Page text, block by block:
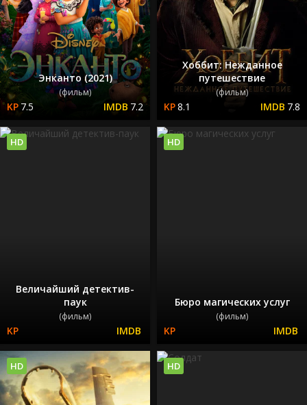
Энканто (2021)
(фильм)
7.5 7.2
Хоббит: Нежданное
путешествие
(фильм)
8.1 7.8
Величайший детектив-
паук
(фильм)
HD
Бюро магических услуг
(фильм)
HD
HD HD